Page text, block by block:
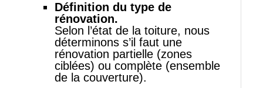
Définition du type de
rénovation.
Selon l’état de la toiture, nous
déterminons s’il faut une
rénovation partielle (zones
ciblées) ou complète (ensemble
de la couverture).